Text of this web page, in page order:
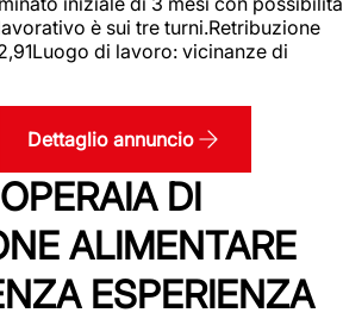
è sui tre turni.Retribuzione
di lavoro: vicinanze di
Dettaglio annuncio
DI
ALIMENTARE
ESPERIENZA